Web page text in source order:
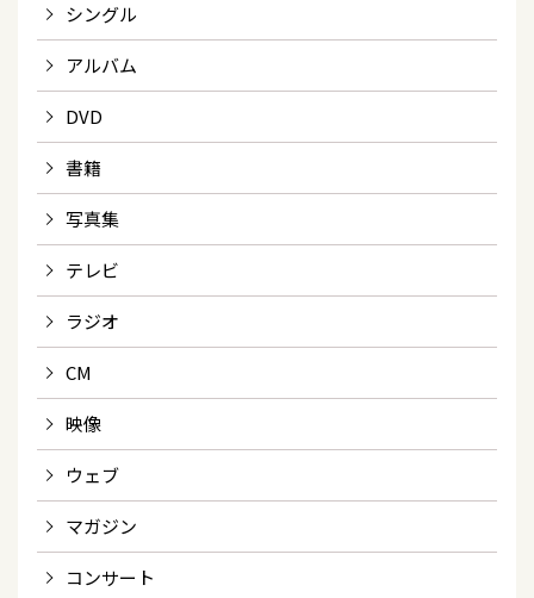
シングル
アルバム
DVD
書籍
写真集
テレビ
ラジオ
CM
映像
ウェブ
マガジン
コンサート